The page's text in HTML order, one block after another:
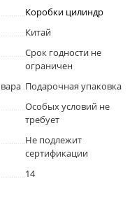
Коробки цилиндр
Китай
Срок годности не
ограничен
Подарочная упаковка
Особых условий не
требует
Не подлежит
сертификации
14